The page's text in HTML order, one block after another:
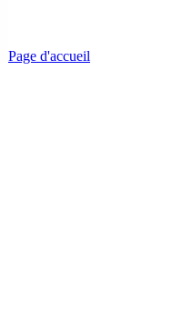
Page d'accueil